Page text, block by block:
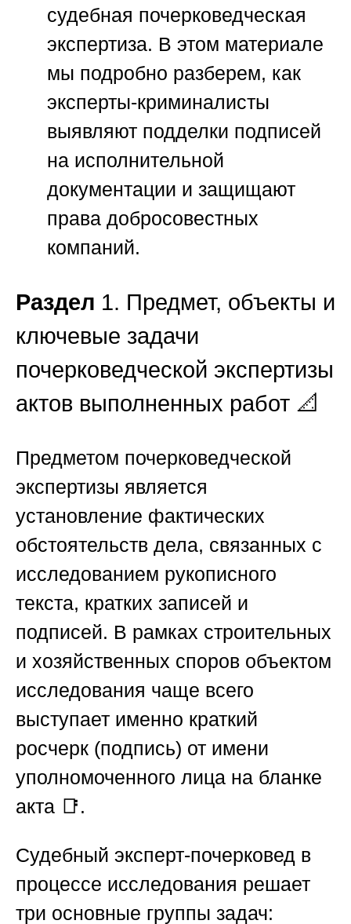
судебная почерковедческая
экспертиза. В этом материале
мы подробно разберем, как
эксперты-криминалисты
выявляют подделки подписей
на исполнительной
документации и защищают
права добросовестных
компаний.
Раздел 1. Предмет, объекты и
ключевые задачи
почерковедческой экспертизы
актов выполненных работ 📐
Предметом почерковедческой
экспертизы является
установление фактических
обстоятельств дела, связанных с
исследованием рукописного
текста, кратких записей и
подписей. В рамках строительных
и хозяйственных споров объектом
исследования чаще всего
выступает именно краткий
росчерк (подпись) от имени
уполномоченного лица на бланке
акта 📑.
Судебный эксперт-почерковед в
процессе исследования решает
три основные группы задач: